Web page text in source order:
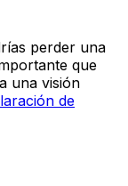
perder una
que
una visión
de